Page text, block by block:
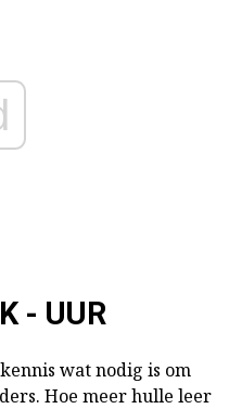
- UUR
wat nodig is om
Hoe meer hulle leer